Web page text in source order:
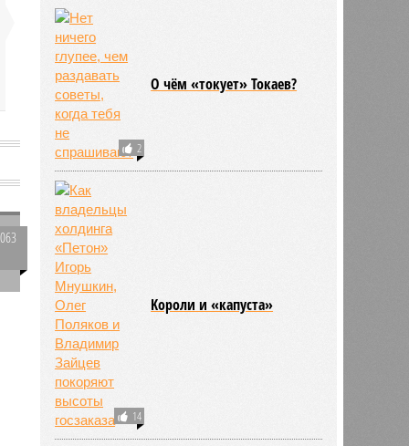
2
О чём «токует» Токаев?
14
Kороли и «капуста»